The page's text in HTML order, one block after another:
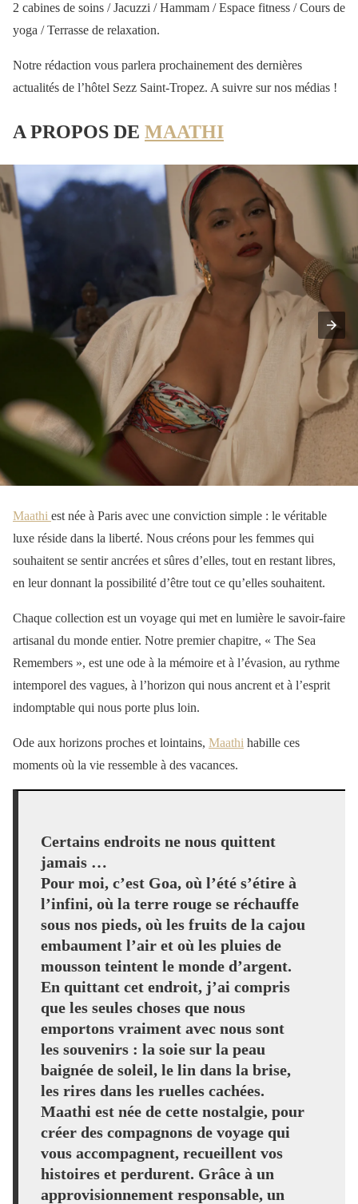
2 cabines de soins / Jacuzzi / Hammam / Espace fitness / Cours de
yoga / Terrasse de relaxation.
Notre rédaction vous parlera prochainement des dernières
actualités de l’hôtel Sezz Saint-Tropez. A suivre sur nos médias !
A PROPOS DE MAATHI
Maathi est née à Paris avec une conviction simple : le véritable
luxe réside dans la liberté. Nous créons pour les femmes qui
souhaitent se sentir ancrées et sûres d’elles, tout en restant libres,
en leur donnant la possibilité d’être tout ce qu’elles souhaitent.
Chaque collection est un voyage qui met en lumière le savoir-faire
artisanal du monde entier. Notre premier chapitre, « The Sea
Remembers », est une ode à la mémoire et à l’évasion, au rythme
intemporel des vagues, à l’horizon qui nous ancrent et à l’esprit
indomptable qui nous porte plus loin.
Ode aux horizons proches et lointains, Maathi habille ces
moments où la vie ressemble à des vacances.
Certains endroits ne nous quittent
jamais …
Pour moi, c’est Goa, où l’été s’étire à
l’infini, où la terre rouge se réchauffe
sous nos pieds, où les fruits de la cajou
embaument l’air et où les pluies de
mousson teintent le monde d’argent.
En quittant cet endroit, j’ai compris
que les seules choses que nous
emportons vraiment avec nous sont
les souvenirs : la soie sur la peau
baignée de soleil, le lin dans la brise,
les rires dans les ruelles cachées.
Maathi est née de cette nostalgie, pour
créer des compagnons de voyage qui
vous accompagnent, recueillent vos
histoires et perdurent. Grâce à un
approvisionnement responsable, un